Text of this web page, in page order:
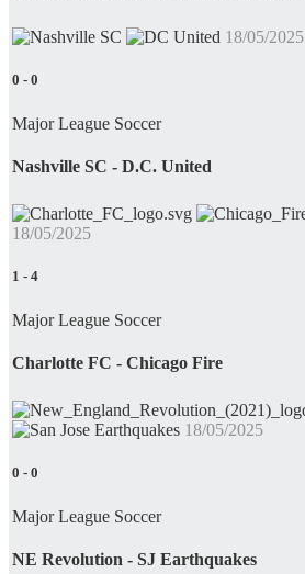
18/05/2025
0 - 0
Major League Soccer
Nashville SC - D.C. United
18/05/2025
1 - 4
Major League Soccer
Charlotte FC - Chicago Fire
18/05/2025
0 - 0
Major League Soccer
NE Revolution - SJ Earthquakes